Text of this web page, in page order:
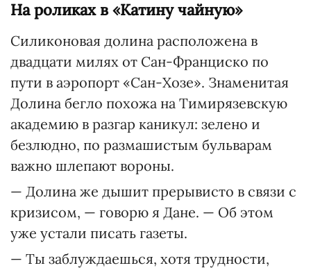
На роликах в «Катину чайную»
Силиконовая долина расположена в
двадцати милях от Сан-Франциско по
пути в аэропорт «Сан-Хозе». Знаменитая
Долина бегло похожа на Тимирязевскую
академию в разгар каникул: зелено и
безлюдно, по размашистым бульварам
важно шлепают вороны.
— Долина же дышит прерывисто в связи с
кризисом, — говорю я Дане. — Об этом
уже устали писать газеты.
— Ты заблуждаешься, хотя трудности,